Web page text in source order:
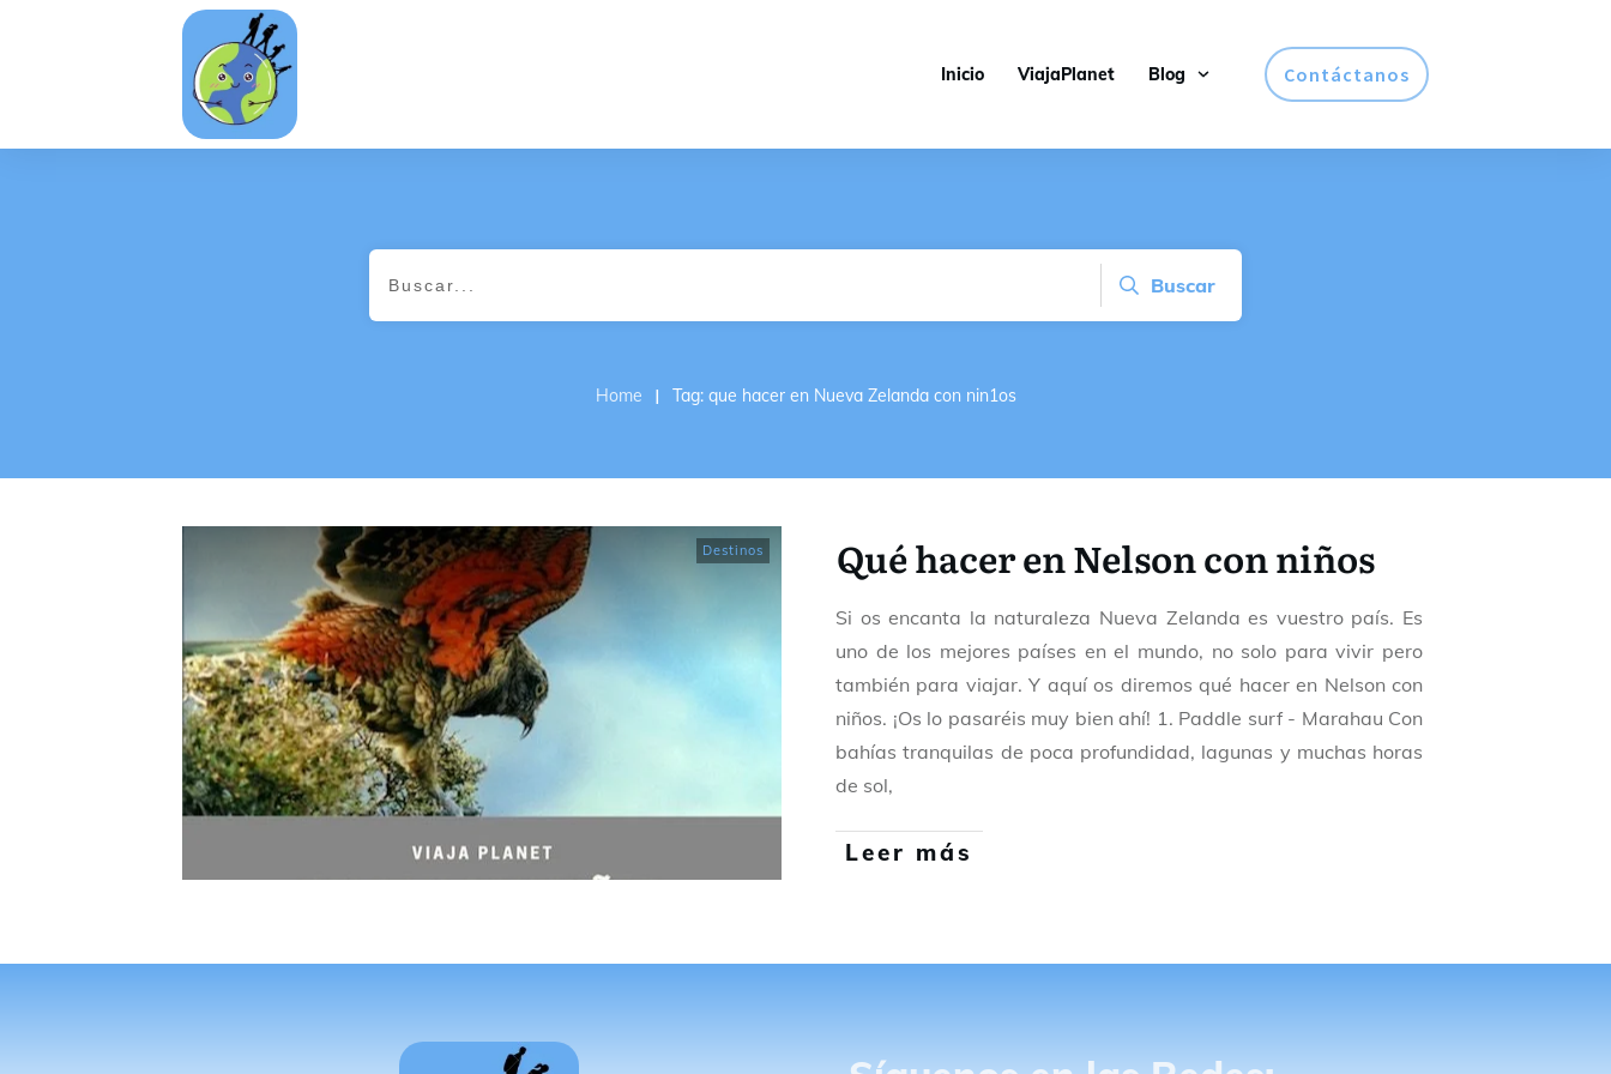
Inicio ViajaPlanet Blog Contáctanos
Buscar
Home I Tag: que hacer en Nueva Zelanda con nin1os
Destinos Qué hacer en Nelson con niños
Si os encanta la naturaleza Nueva Zelanda es vuestro país. Es
uno de los mejores países en el mundo, no solo para vivir pero
también para viajar. Y aquí os diremos qué hacer en Nelson con
niños. ¡Os lo pasaréis muy bien ahí! 1. Paddle surf - Marahau Con
bahías tranquilas de poca profundidad, lagunas y muchas horas
de sol,
Leer más